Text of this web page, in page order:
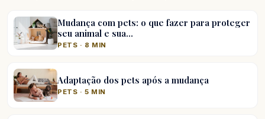
Mudança com pets: o que fazer para proteger
seu animal e sua…
PETS · 8 MIN
Adaptação dos pets após a mudança
PETS · 5 MIN